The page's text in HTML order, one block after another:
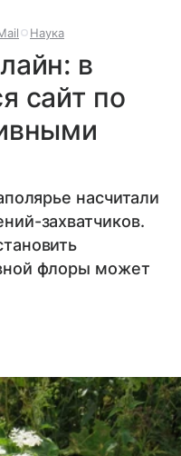
Наука
в
сайт по
насчитали
захватчиков.
флоры может